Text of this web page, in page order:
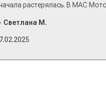
растерялась. В МАС
Менеджер пригласил
комплектации в
Светлана М.